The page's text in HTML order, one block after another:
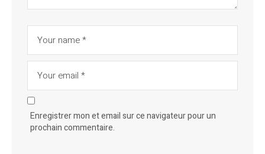
Enregistrer mon et email sur ce navigateur pour un
prochain commentaire.